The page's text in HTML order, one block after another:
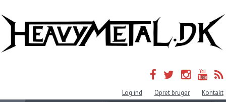
Log ind Opret bruger Kontakt